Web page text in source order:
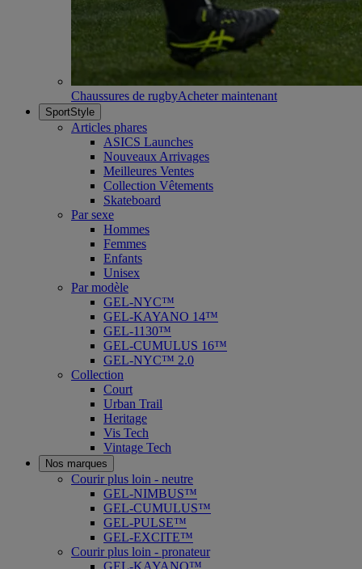
Chaussures de rugbyAcheter maintenant
SportStyle
Articles phares
ASICS Launches
Nouveaux Arrivages
Meilleures Ventes
Collection Vêtements
Skateboard
Par sexe
Hommes
Femmes
Enfants
Unisex
Par modèle
GEL-NYC™
GEL-KAYANO 14™
GEL-1130™
GEL-CUMULUS 16™
GEL-NYC™ 2.0
Collection
Court
Urban Trail
Heritage
Vis Tech
Vintage Tech
Nos marques
Courir plus loin - neutre
GEL-NIMBUS™
GEL-CUMULUS™
GEL-PULSE™
GEL-EXCITE™
Courir plus loin - pronateur
GEL-KAYANO™